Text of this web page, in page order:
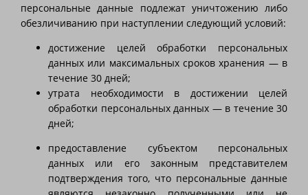
персональные данные подлежат уничтожению либо
обезличиванию при наступлении следующий условий:
достижение целей обработки персональных
данных или максимальных сроков хранения — в
течение 30 дней;
утрата необходимости в достижении целей
обработки персональных данных — в течение 30
дней;
предоставление субъектом персональных
данных или его законным представителем
подтверждения того, что персональные данные